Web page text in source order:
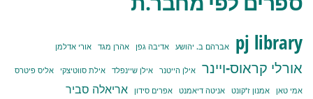
pj library אברהם ב. יהושע אדיבה גפן אהרן מגד אורי אדלמן
אורלי קראוס-ויינר אילן הייטנר אילן שיינפלד אילת סווטיצקי אליס פיטרס
אמי טאן אמנון ז'קונט אניטה דיאמנט אפרים סידון
אריאלה סביר